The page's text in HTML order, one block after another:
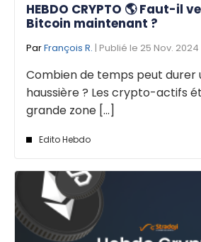
HEBDO CRYPTO 🌎 Faut-il
Bitcoin maintenant ?
ParFrançois R. | Publié le 25 Nov. 2024
Combien de temps peut durer
haussière ? Les crypto-actifs
grande zone [...]
Edito Hebdo